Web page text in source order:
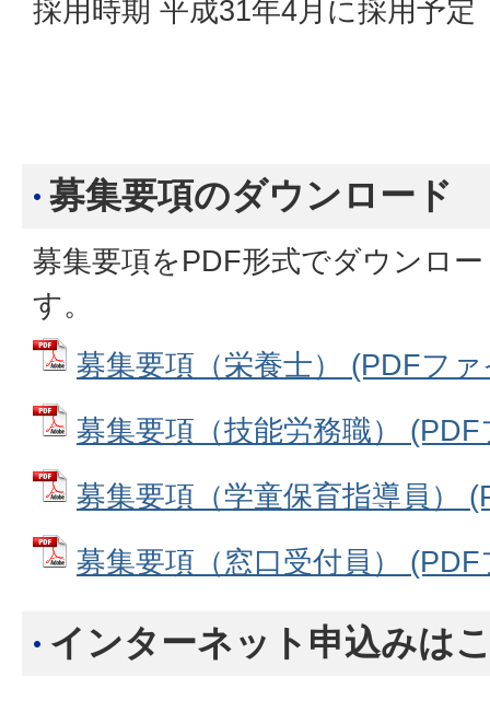
採用時期 平成31年4月に採用予定
募集要項のダウンロード
募集要項をPDF形式でダウンロ
す。
募集要項（栄養士） (PDFフ
募集要項（技能労務職）
募集要項（学童保育指導員）
募集要項（窓口受付員）
インターネット申込みは